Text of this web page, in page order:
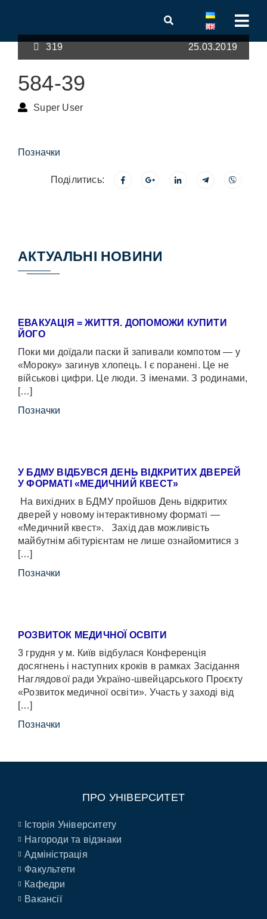
319 25.03.2019
584-39
Super User
Позначки
Поділитись:
АКТУАЛЬНІ НОВИНИ
ЕВАКУАЦІЯ = ЖИТТЯ. ДОПОМОЖИ КУПИТИ
ЙОГО
Поки ми доїдали паски й запивали компотом — у
«Мороку» загинув хлопець. І є поранені. Це не
військові цифри. Це люди. З іменами. З родинами,
[…]
Позначки
У БДМУ ВІДБУВСЯ ДЕНЬ ВІДКРИТИХ ДВЕРЕЙ
У ФОРМАТІ «МЕДИЧНИЙ КВЕСТ»
На вихідних в БДМУ пройшов День відкритих
дверей у новому інтерактивному форматі —
«Медичний квест». Захід дав можливість
майбутнім абітурієнтам не лише ознайомитися з
[…]
Позначки
РОЗВИТОК МЕДИЧНОЇ ОСВІТИ
3 грудня у м. Київ відбулася Конференція
досягнень і наступних кроків в рамках Засідання
Наглядової ради Україно-швейцарського Проєкту
«Розвиток медичної освіти». Участь у заході від
[…]
Позначки
ПРО УНІВЕРСИТЕТ
Історія Університету
Нагороди та відзнаки
Адміністрація
Факультети
Кафедри
Вакансії